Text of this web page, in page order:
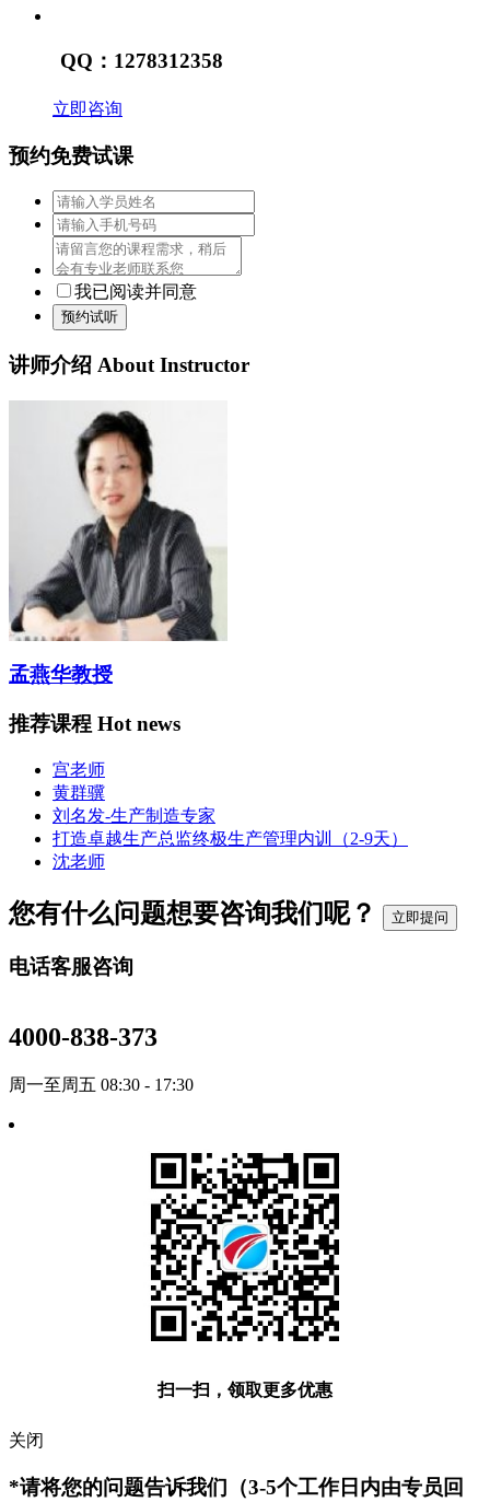
QQ：1278312358
立即咨询
预约免费试课
我已阅读并同意
预约试听
讲师介绍 About Instructor
孟燕华教授
推荐课程 Hot news
宫老师
黄群骥
刘名发-生产制造专家
打造卓越生产总监终极生产管理内训（2-9天）
沈老师
您有什么问题想要咨询我们呢？ 立即提问
电话客服咨询
4000-838-373
周一至周五 08:30 - 17:30
扫一扫，领取更多优惠
关闭
*请将您的问题告诉我们（3-5个工作日内由专员回